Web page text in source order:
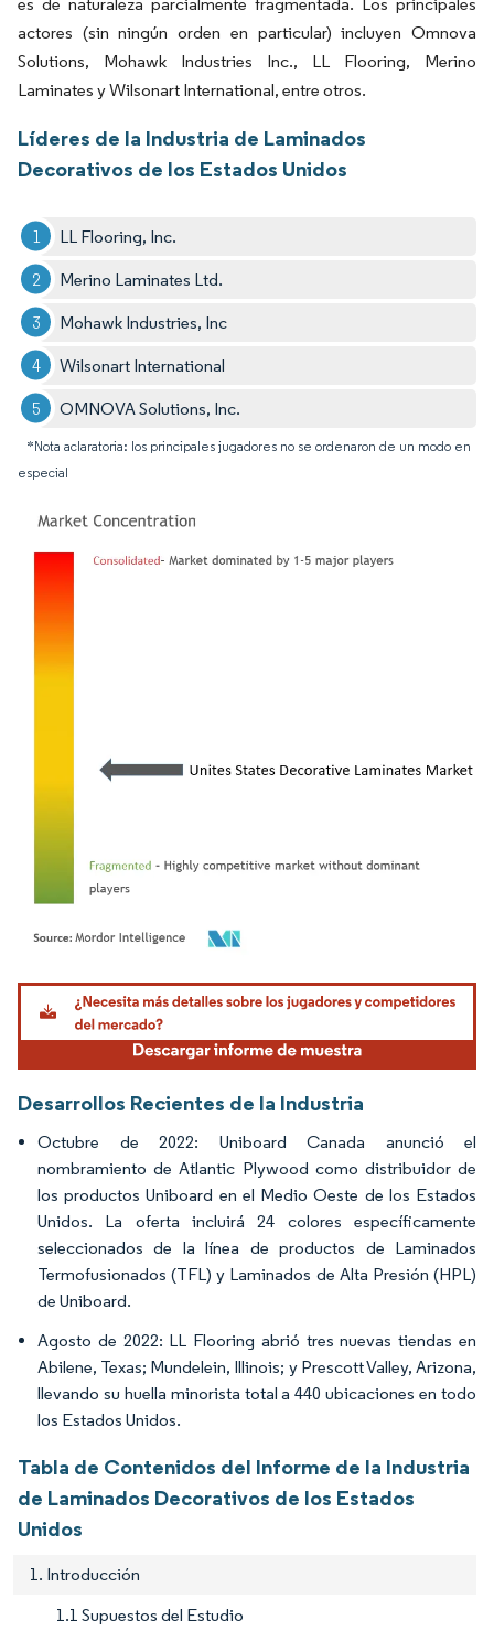
actores (sin ningún orden en particular) incluyen Omnova
Solutions, Mohawk Industries Inc., LL Flooring, Merino
Laminates y Wilsonart International, entre otros.
Líderes de la Industria de Laminados
Decorativos de los Estados Unidos
LL Flooring, Inc.
Merino Laminates Ltd.
Mohawk Industries, Inc
Wilsonart International
OMNOVA Solutions, Inc.
*Nota aclaratoria: los principales jugadores no se ordenaron de un modo en
especial
Imagen © Mordor Intelligence. El uso requiere atribución según CC BY 4.0.
Desarrollos Recientes de la Industria
Octubre de 2022: Uniboard Canada anunció el
nombramiento de Atlantic Plywood como distribuidor de
los productos Uniboard en el Medio Oeste de los Estados
Unidos. La oferta incluirá 24 colores específicamente
seleccionados de la línea de productos de Laminados
Termofusionados (TFL) y Laminados de Alta Presión (HPL)
de Uniboard.
Agosto de 2022: LL Flooring abrió tres nuevas tiendas en
Abilene, Texas; Mundelein, Illinois; y Prescott Valley, Arizona,
llevando su huella minorista total a 440 ubicaciones en todo
los Estados Unidos.
Tabla de Contenidos del Informe de la Industria
de Laminados Decorativos de los Estados
Unidos
1. Introducción
1.1 Supuestos del Estudio